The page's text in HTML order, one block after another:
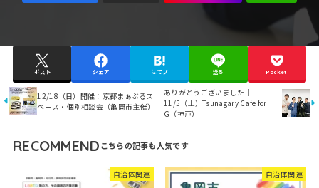
ポスト シェア はてブ 送る Pocket
12/18（日）開催：京都まぁぶるス
ペース・個別相談会（亀岡市主催）
ありがとうございました｜
11/5（土）Tsunagary Cafe for
G（神戸）
RECOMMEND
自治体関連 自治体関連